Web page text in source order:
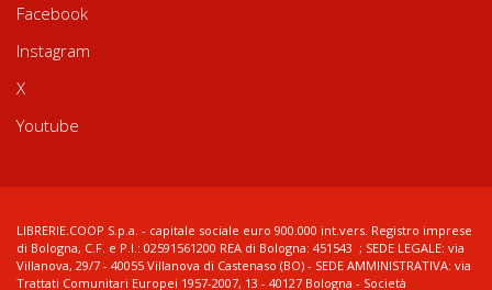
Facebook
Instagram
X
Youtube
LIBRERIE.COOP S.p.a. - capitale sociale euro 900.000 int.vers. Registro imprese
di Bologna, C.F. e P.I.: 02591561200 REA di Bologna: 451543 ; SEDE LEGALE: via
Villanova, 29/7 - 40055 Villanova di Castenaso (BO) - SEDE AMMINISTRATIVA: via
Trattati Comunitari Europei 1957-2007, 13 - 40127 Bologna - Società